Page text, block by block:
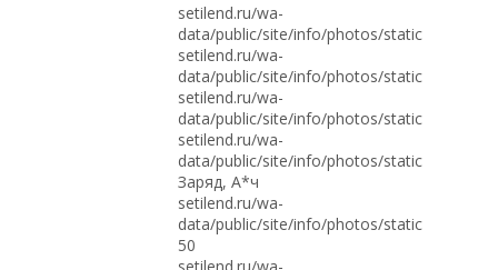
setilend.ru/wa-
data/public/site/info/photos/static
setilend.ru/wa-
data/public/site/info/photos/static
setilend.ru/wa-
data/public/site/info/photos/static
setilend.ru/wa-
data/public/site/info/photos/static
Заряд, А*ч
setilend.ru/wa-
data/public/site/info/photos/static
50